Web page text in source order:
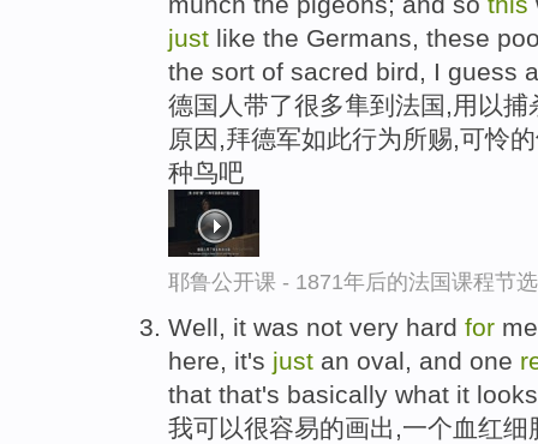
just like the Germans, these
the sort of sacred bird, I guess
德国人带了很多隼到法国,用以
原因,拜德军如此行为所赐,可怜
种鸟吧
耶鲁公开课 - 1871年后的法国课程节选
Well, it was not very hard for
here, it's just an oval, and one
that that's basically what it
我可以很容易的画出,一个血红